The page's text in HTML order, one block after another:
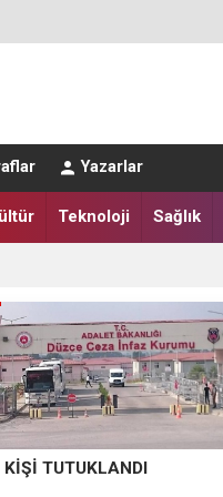
Yazarlar
Teknoloji Sağlık
HARMANA İNDİ
KİŞİ TUTUKLANDI